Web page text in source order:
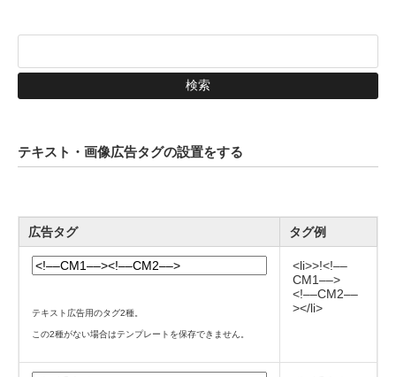
テキスト・画像広告タグの設置をする
広告タグ タグ例
テキスト広告用のタグ2種。
この2種がない場合はテンプレートを保存できません。
<li>>!<!––
CM1––>
<!––CM2––
></li>